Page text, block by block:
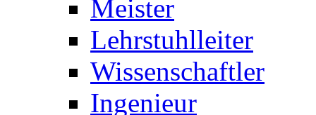
Meister
Lehrstuhlleiter
Wissenschaftler
Ingenieur